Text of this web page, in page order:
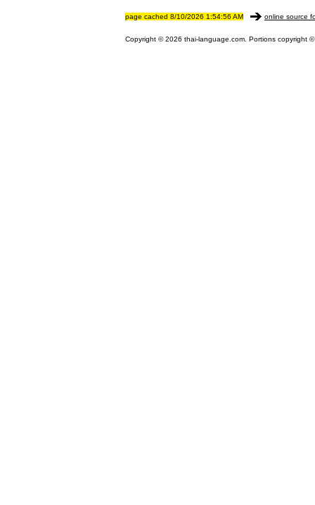
page cached 8/10/2026 1:54:56 AM online source
Copyright © 2026 thai-language.com. Portions copyright